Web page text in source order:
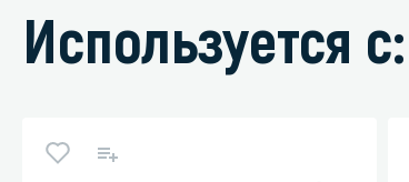
Используется с: